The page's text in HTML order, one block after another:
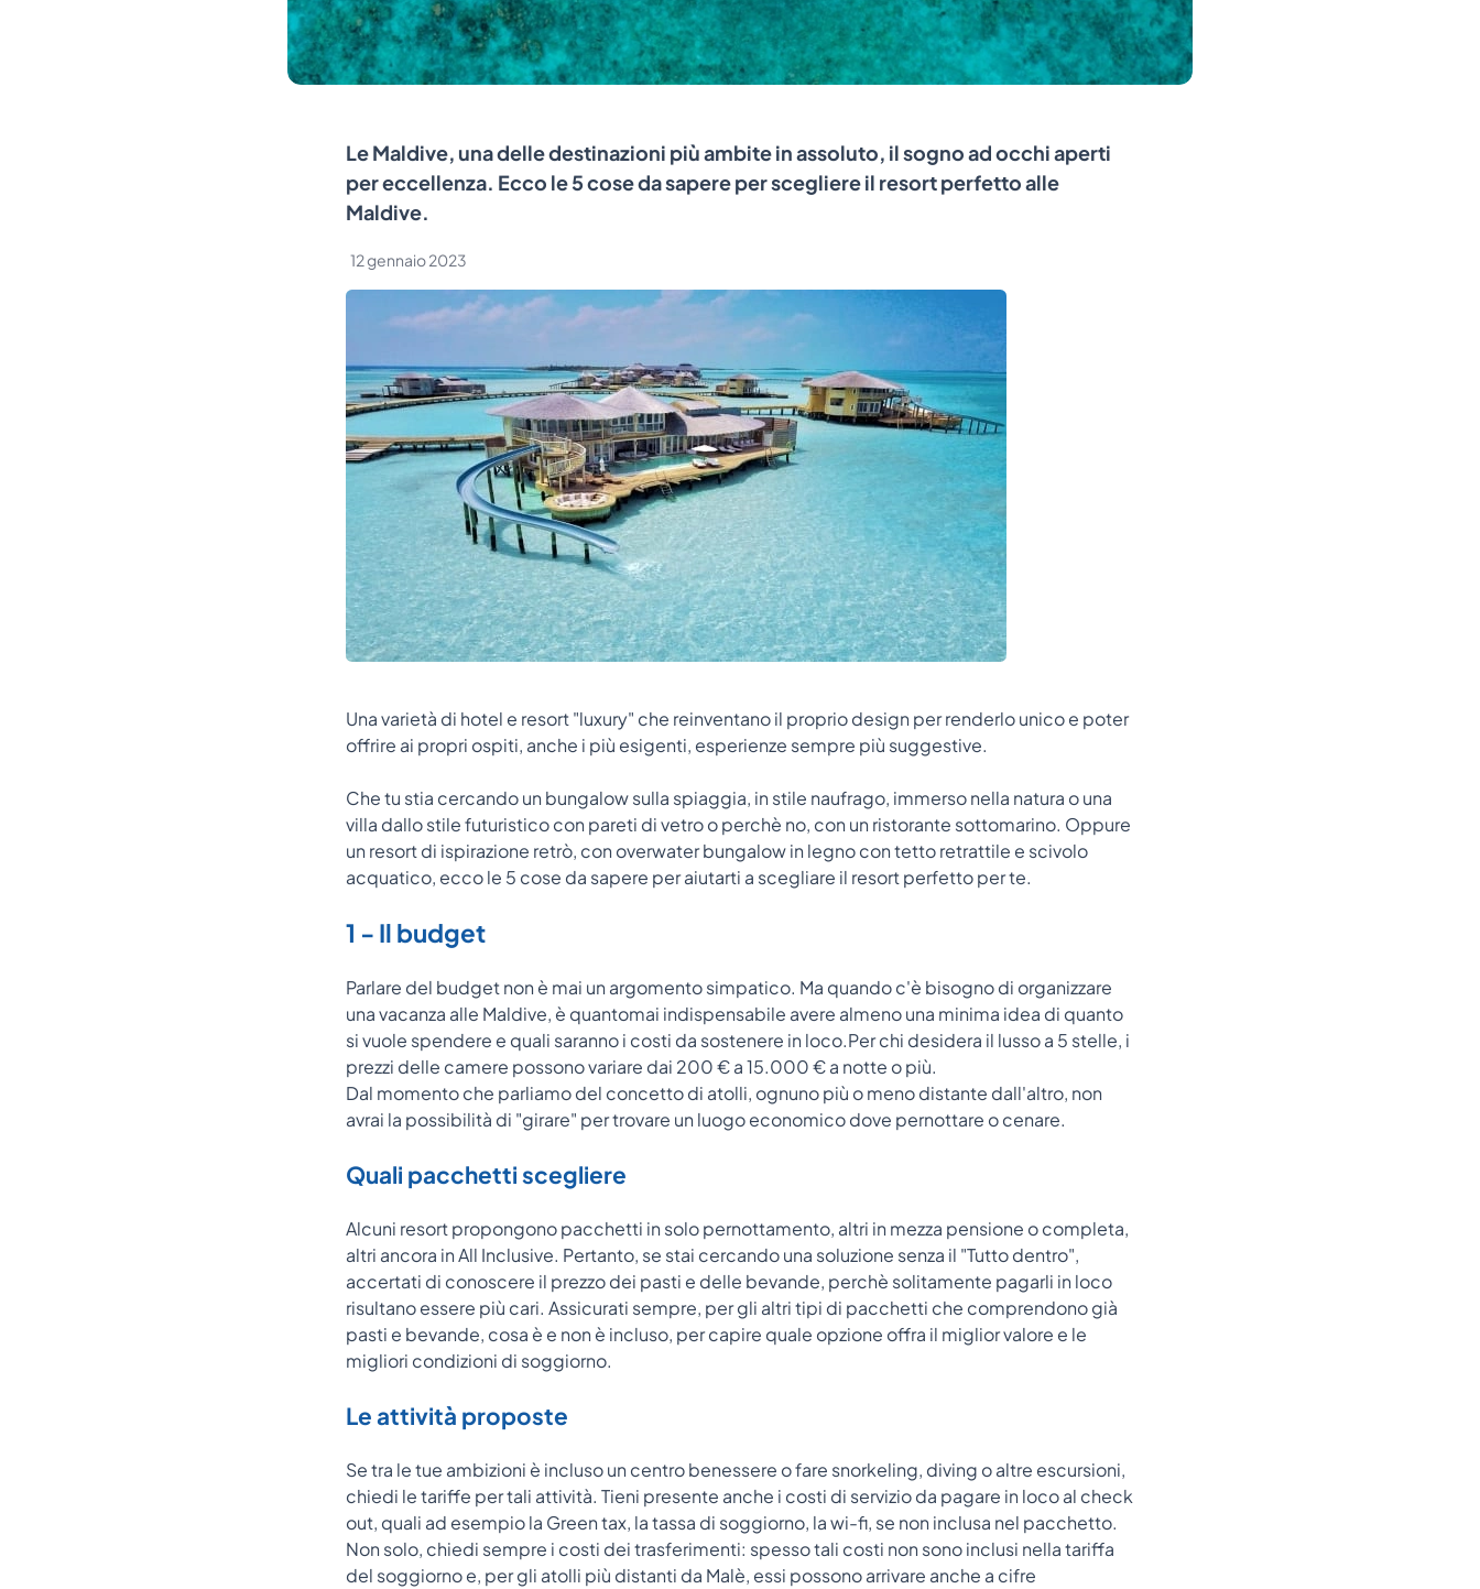
Le Maldive, una delle destinazioni più ambite in assoluto, il sogno ad occhi aperti
per eccellenza. Ecco le 5 cose da sapere per scegliere il resort perfetto alle
Maldive.
12 gennaio 2023
Una varietà di hotel e resort "luxury" che reinventano il proprio design per renderlo unico e poter
offrire ai propri ospiti, anche i più esigenti, esperienze sempre più suggestive.
Che tu stia cercando un bungalow sulla spiaggia, in stile naufrago, immerso nella natura o una
villa dallo stile futuristico con pareti di vetro o perchè no, con un ristorante sottomarino. Oppure
un resort di ispirazione retrò, con overwater bungalow in legno con tetto retrattile e scivolo
acquatico, ecco le 5 cose da sapere per aiutarti a scegliare il resort perfetto per te.
1 - Il budget
Parlare del budget non è mai un argomento simpatico. Ma quando c'è bisogno di organizzare
una vacanza alle Maldive, è quantomai indispensabile avere almeno una minima idea di quanto
si vuole spendere e quali saranno i costi da sostenere in loco.Per chi desidera il lusso a 5 stelle, i
prezzi delle camere possono variare dai 200 € a 15.000 € a notte o più.
Dal momento che parliamo del concetto di atolli, ognuno più o meno distante dall'altro, non
avrai la possibilità di "girare" per trovare un luogo economico dove pernottare o cenare.
Quali pacchetti scegliere
Alcuni resort propongono pacchetti in solo pernottamento, altri in mezza pensione o completa,
altri ancora in All Inclusive. Pertanto, se stai cercando una soluzione senza il "Tutto dentro",
accertati di conoscere il prezzo dei pasti e delle bevande, perchè solitamente pagarli in loco
risultano essere più cari. Assicurati sempre, per gli altri tipi di pacchetti che comprendono già
pasti e bevande, cosa è e non è incluso, per capire quale opzione offra il miglior valore e le
migliori condizioni di soggiorno.
Le attività proposte
Se tra le tue ambizioni è incluso un centro benessere o fare snorkeling, diving o altre escursioni,
chiedi le tariffe per tali attività. Tieni presente anche i costi di servizio da pagare in loco al check
out, quali ad esempio la Green tax, la tassa di soggiorno, la wi-fi, se non inclusa nel pacchetto.
Non solo, chiedi sempre i costi dei trasferimenti: spesso tali costi non sono inclusi nella tariffa
del soggiorno e, per gli atolli più distanti da Malè, essi possono arrivare anche a cifre